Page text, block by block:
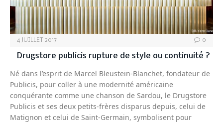
4 JUILLET 2017 0
Drugstore publicis rupture de style ou continuité ?
Né dans l’esprit de Marcel Bleustein-Blanchet, fondateur de
Publicis, pour coller à une modernité américaine
conquérante comme une chanson de Sardou, le Drugstore
Publicis et ses deux petits-frères disparus depuis, celui de
Matignon et celui de Saint-Germain, symbolisent pour